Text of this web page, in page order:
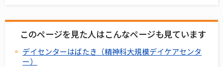
このページを見た人はこんなページも見ています
デイセンターはばたき（精神科大規模デイケアセンタ
ー）